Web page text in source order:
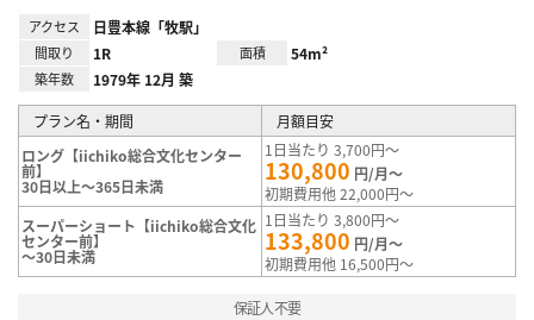
アクセス 日豊本線「牧駅」
間取り 1R 面積 54m²
築年数 1979年 12月 築
プラン名・期間
月額目安
ロング【iichiko総合文化センター
前】
30日以上～365日未満
1日当たり 3,700円～
130,800 円/月～
初期費用他 22,000円～
スーパーショート【iichiko総合文化
センター前】
～30日未満
1日当たり 3,800円～
133,800 円/月～
初期費用他 16,500円～
保証人不要